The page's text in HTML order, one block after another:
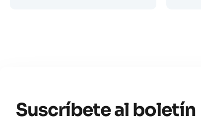
Suscríbete al boletín